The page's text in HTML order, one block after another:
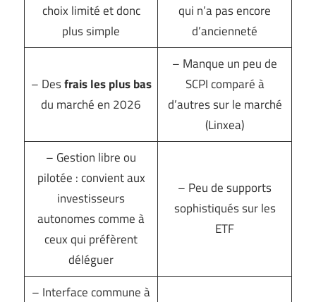
choix limité et donc
plus simple
qui n’a pas encore
d’ancienneté
– Desfrais les plus bas
du marché en 2026
– Manque un peu de
SCPI comparé à
d’autres sur le marché
(Linxea)
– Gestion libre ou
pilotée : convient aux
investisseurs
autonomes comme à
ceux qui préfèrent
déléguer
– Peu de supports
sophistiqués sur les
ETF
– Interface commune à